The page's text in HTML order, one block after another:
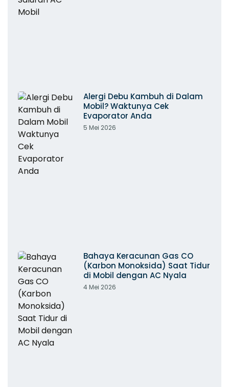
Alergi Debu Kambuh di Dalam
Mobil? Waktunya Cek
Evaporator Anda
5 Mei 2026
Bahaya Keracunan Gas CO
(Karbon Monoksida) Saat Tidur
di Mobil dengan AC Nyala
4 Mei 2026